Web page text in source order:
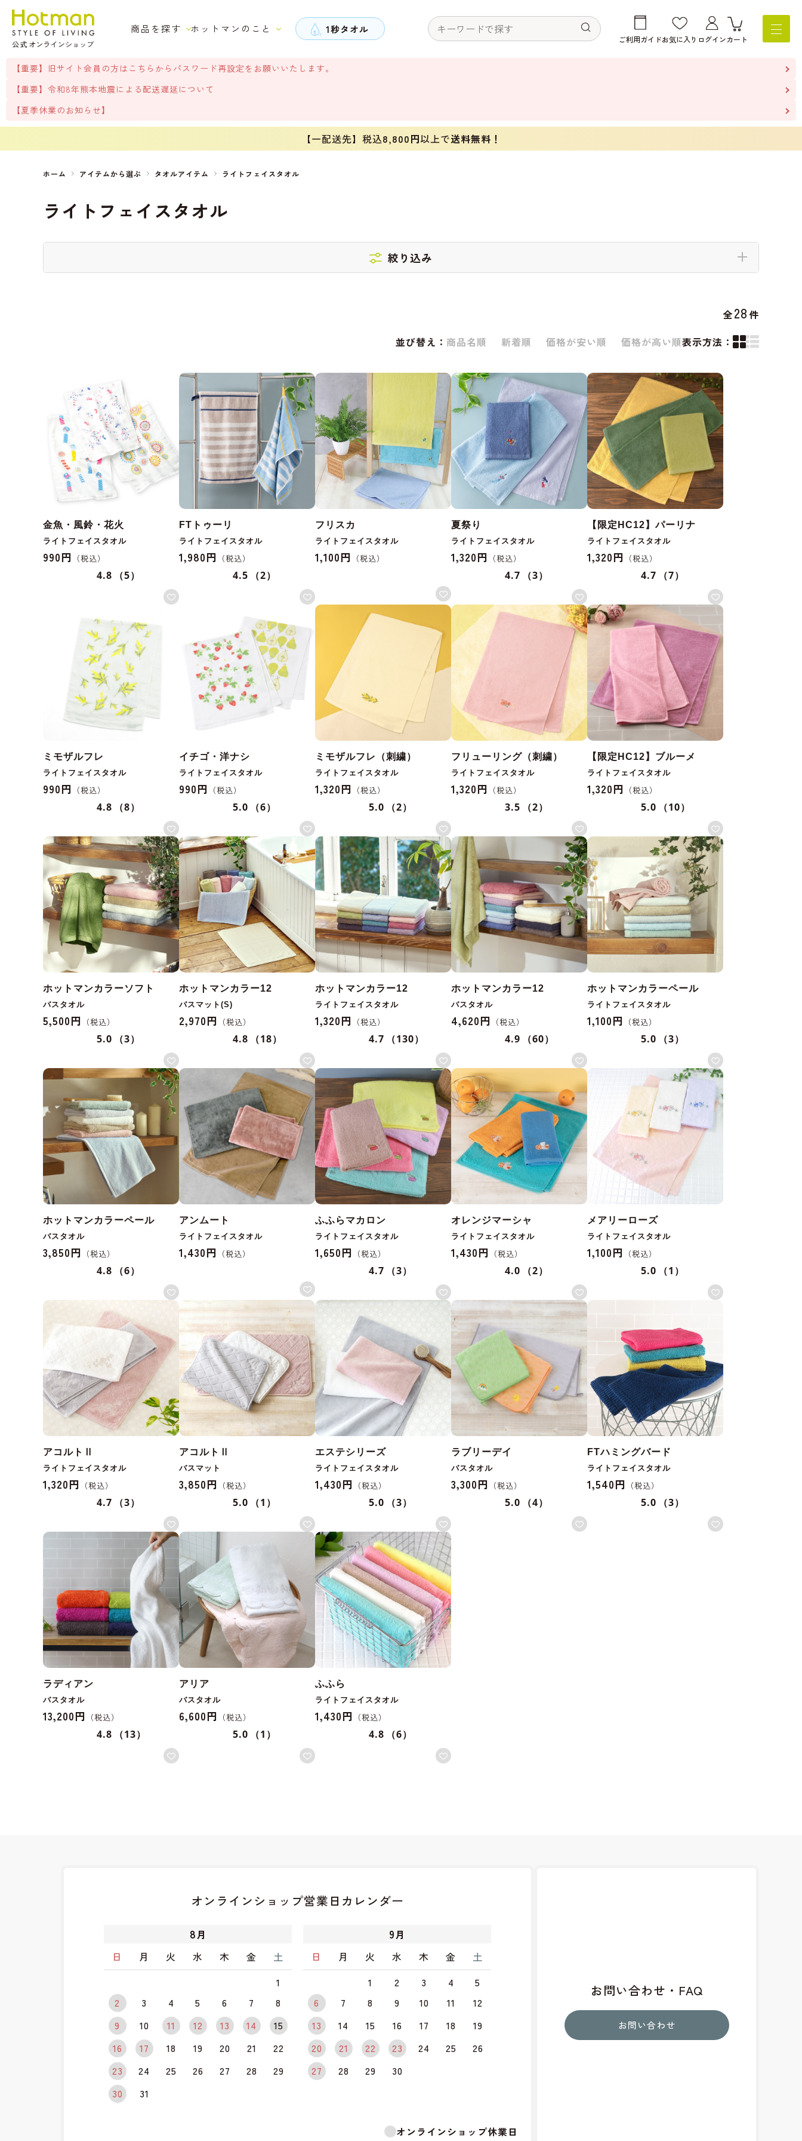
商品を探す ホットマンのこと 1秒タオル
ご利用ガイドお気に入り ログインカート
【重要】旧サイト会員の方はこちらからパスワード再設定をお願いいたします。
【重要】令和8年熊本地震による配送遅延について
【夏季休業のお知らせ】
【一配送先】税込8,800円以上で送料無料！
ホーム アイテムから選ぶ タオルアイテム ライトフェイスタオル
ライトフェイスタオル
絞り込み
全28件
並び替え： 商品名順 新着順 価格が安い順 価格が高い順表示方法：
金魚・風鈴・花火
ライトフェイスタオル
990円
4.8 （5）
FTトゥーリ
ライトフェイスタオル
1,980円
4.5 （2）
フリスカ
ライトフェイスタオル
1,100円
夏祭り
ライトフェイスタオル
1,320円
4.7 （3）
【限定HC12】パーリナ
ライトフェイスタオル
1,320円
4.7 （7）
ミモザルフレ
ライトフェイスタオル
990円
4.8 （8）
イチゴ・洋ナシ
ライトフェイスタオル
990円
5.0 （6）
ミモザルフレ（刺繍）
ライトフェイスタオル
1,320円
5.0 （2）
フリューリング（刺繍）
ライトフェイスタオル
1,320円
3.5 （2）
【限定HC12】ブルーメ
ライトフェイスタオル
1,320円
5.0 （10）
ホットマンカラーソフト
バスタオル
5,500円
5.0 （3）
ホットマンカラー12
バスマット(S)
2,970円
4.8 （18）
ホットマンカラー12
ライトフェイスタオル
1,320円
4.7 （130）
ホットマンカラー12
バスタオル
4,620円
4.9 （60）
ホットマンカラーペール
ライトフェイスタオル
1,100円
5.0 （3）
ホットマンカラーペール
バスタオル
3,850円
4.8 （6）
アンムート
ライトフェイスタオル
1,430円
ふふらマカロン
ライトフェイスタオル
1,650円
4.7 （3）
オレンジマーシャ
ライトフェイスタオル
1,430円
4.0 （2）
メアリーローズ
ライトフェイスタオル
1,100円
5.0 （1）
アコルトⅡ
ライトフェイスタオル
1,320円
4.7 （3）
アコルトⅡ
バスマット
3,850円
5.0 （1）
エステシリーズ
ライトフェイスタオル
1,430円
5.0 （3）
ラブリーデイ
バスタオル
3,300円
5.0 （4）
FTハミングバード
ライトフェイスタオル
1,540円
5.0 （3）
ラディアン
バスタオル
13,200円
4.8 （13）
アリア
バスタオル
6,600円
5.0 （1）
ふふら
ライトフェイスタオル
1,430円
4.8 （6）
お問い合わせ・FAQ
お問い合わせ
オンラインショップ営業日カレンダー
8月
日
月 火 水 木 金
土
1
2
3 4 5 6 7
8
9
10 11 12 13 14
15
16
17 18 19 20 21
22
23
24 25 26 27 28
29
30
31
9月
日
月 火 水 木 金
土
1
2 3 4
5
6
7 8 9 10 11
12
13
14 15 16 17 18
19
20
21 22 23 24 25
26
27
28 29 30
オンラインショップ休業日